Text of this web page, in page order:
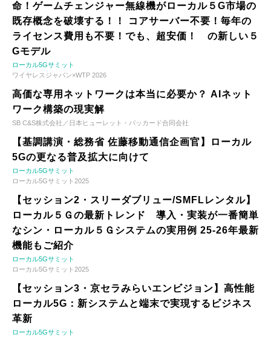
命！ゲームチェンジャー無線機がローカル５G市場の
既存概念を破壊する！！ コアサーバー不要！毎年の
ライセンス費用も不要！でも、超安価！ の新しい５
Gモデル
ローカル5Gサミット
ワイヤレスジャパン×WTP 2026
高価な専用ネットワークは本当に必要か？ AIネット
ワーク構築の現実解
SB C&S株式会社／日本ヒューレット・パッカード合同会社
【基調講演・総務省 佐藤移動通信企画官】ローカル
5Gの更なる普及拡大に向けて
ローカル5Gサミット
ローカル5Gサミット2025
【セッション2・スリーダブリュー/SMFLレンタル】
ローカル５Ｇの最新トレンド 導入・実装が一番簡単
なシン・ローカル５Ｇシステムの実用例 25-26年最新
機能もご紹介
ローカル5Gサミット
ローカル5Gサミット2025
【セッション3・京セラみらいエンビジョン】高性能
ローカル5G：新システムと端末で実現するビジネス
革新
ローカル5Gサミット